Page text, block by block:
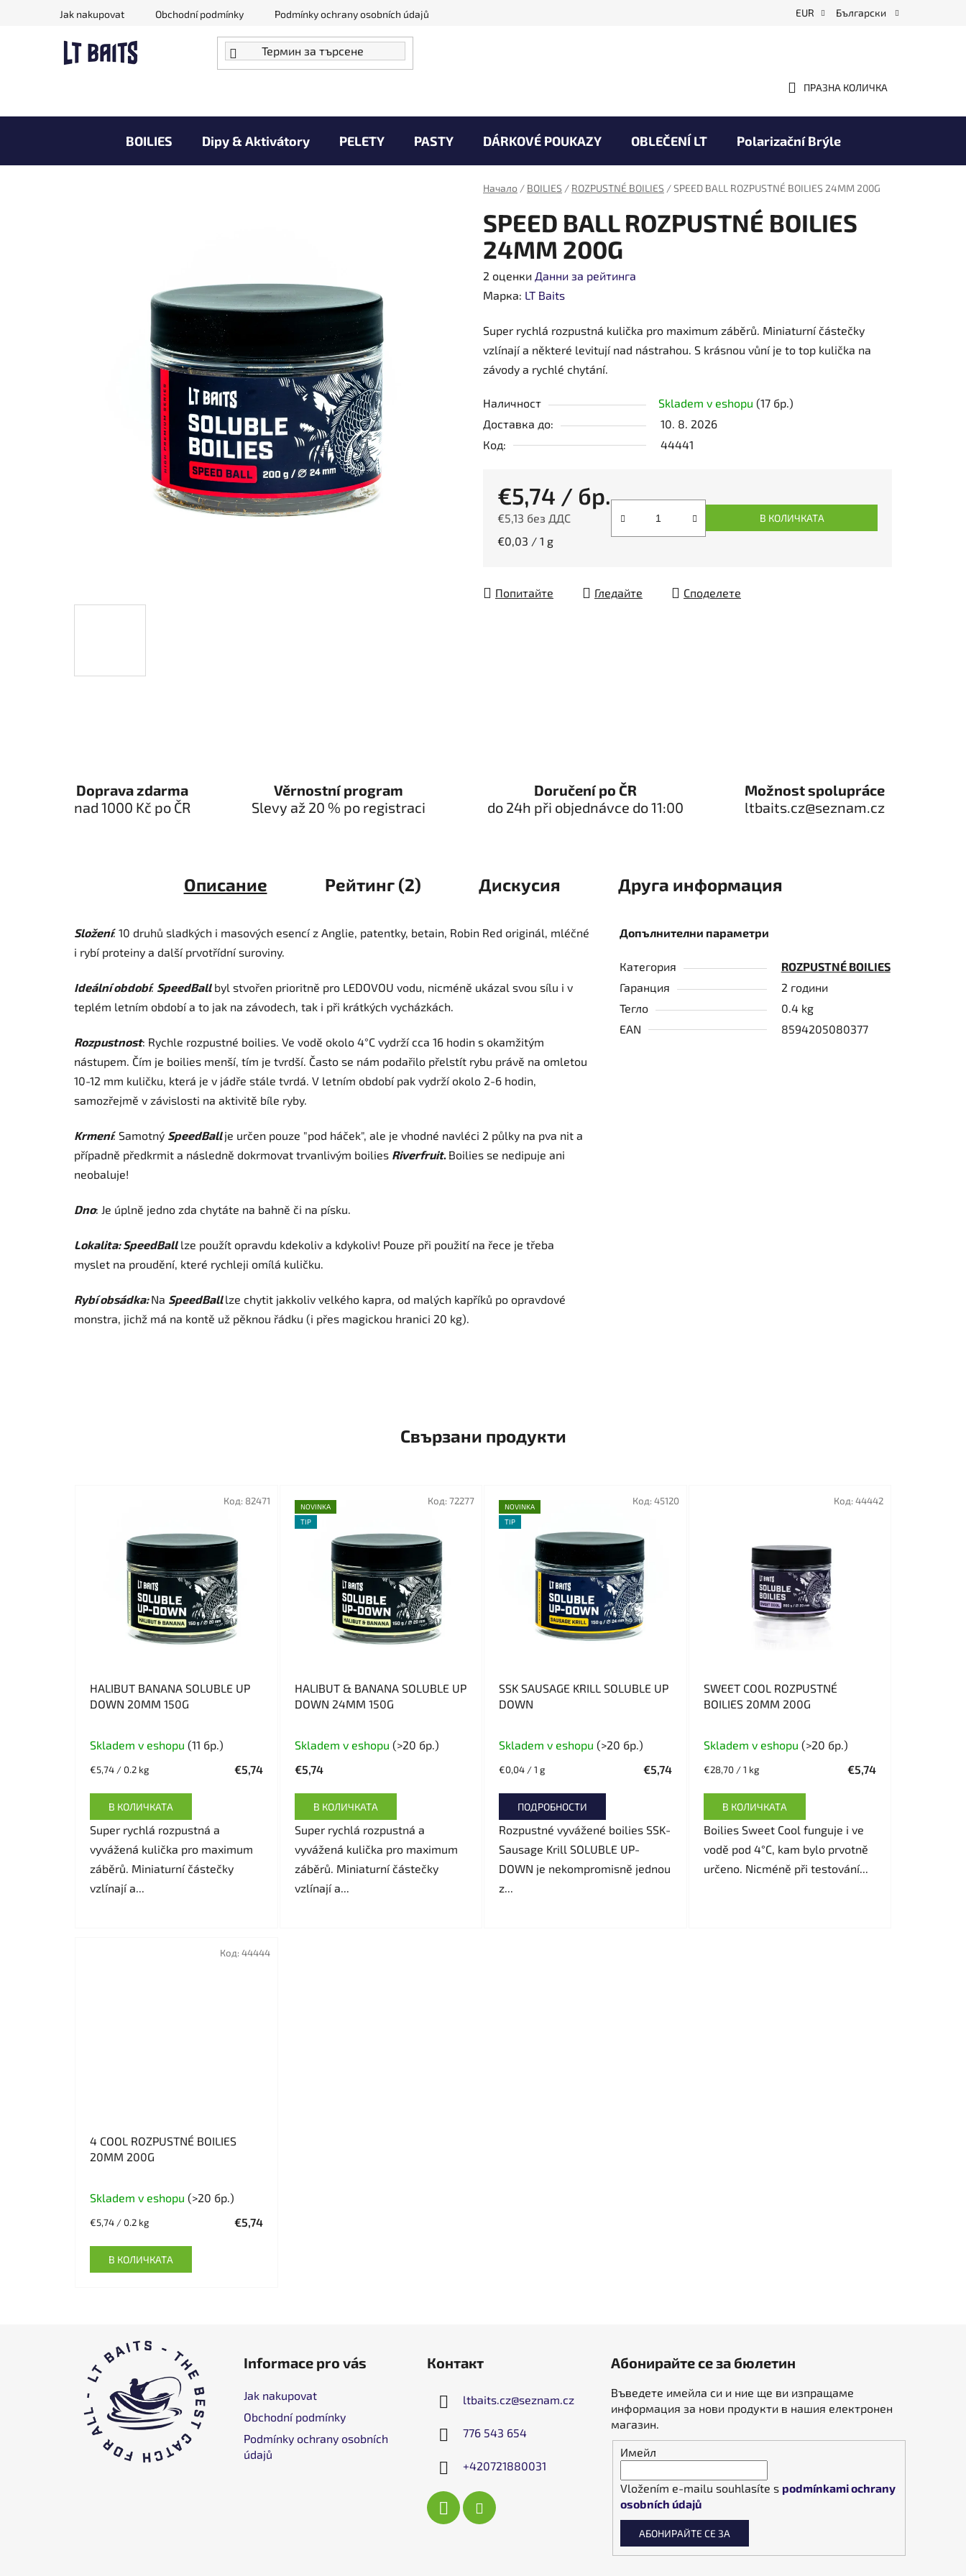
съдържанието
Jak nakupovat Obchodní podmínky Podmínky ochrany osobních údajů EUR Български
КОЛИЧКА
ПАЗАРУВАНЕ
ПРАЗНА КОЛИЧКА
BOILIES Dipy & Aktivátory PELETY PASTY DÁRKOVÉ POUKAZY OBLEČENÍ LT Polarizační Brýle
Zprávy od vody Kontakty Obchodní podmínky Марки
Начало / BOILIES / ROZPUSTNÉ BOILIES /SPEED BALL ROZPUSTNÉ BOILIES 24MM 200G
SPEED BALL ROZPUSTNÉ BOILIES
24MM 200G
Средната
оценка
продукта
е
5,0
5
звезди.
2 оценки Данни за рейтинга
Марка: LT Baits
Super rychlá rozpustná kulička pro maximum záběrů. Miniaturní částečky
vzlínají a některé levitují nad nástrahou. S krásnou vůní je to top kulička na
závody a rychlé chytání.
Наличност Skladem v eshopu (17 бр.)
Доставка до:
10. 8. 2026
Код:
44441
€5,74 / бр.
€5,13 без ДДС
Измерване на цената:
€0,03 / 1 g
В КОЛИЧКАТА
Попитайте Гледайте Споделете
Doprava zdarma
nad 1000 Kč po ČR
Věrnostní program
Slevy až 20 % po registraci
Doručení po ČR
do 24h při objednávce do 11:00
Možnost spolupráce
ltbaits.cz@seznam.cz
Описание Рейтинг (2) Дискусия Друга информация
Složení: 10 druhů sladkých i masových esencí z Anglie, patentky, betain, Robin Red originál, mléčné
i rybí proteiny a další prvotřídní suroviny.
Ideální období: SpeedBallbyl stvořen prioritně pro LEDOVOU vodu, nicméně ukázal svou sílu i v
teplém letním období a to jak na závodech, tak i při krátkých vycházkách.
Rozpustnost: Rychle rozpustné boilies. Ve vodě okolo 4°C vydrží cca 16 hodin s okamžitým
nástupem. Čím je boilies menší, tím je tvrdší. Často se nám podařilo přelstít rybu právě na omletou
10-12 mm kuličku, která je v jádře stále tvrdá. V letním období pak vydrží okolo 2-6 hodin,
samozřejmě v závislosti na aktivitě bíle ryby.
Krmení: Samotný SpeedBallje určen pouze "pod háček", ale je vhodné navléci 2 půlky na pva nit a
případně předkrmit a následně dokrmovat trvanlivým boilies Riverfruit. Boilies se nedipuje ani
neobaluje!
Dno: Je úplně jedno zda chytáte na bahně či na písku.
Lokalita: SpeedBalllze použít opravdu kdekoliv a kdykoliv! Pouze při použití na řece je třeba
myslet na proudění, které rychleji omílá kuličku.
Rybí obsádka:Na SpeedBalllze chytit jakkoliv velkého kapra, od malých kapříků po opravdové
monstra, jichž má na kontě už pěknou řádku (i přes magickou hranici 20 kg).
Допълнителни параметри
Категория
ROZPUSTNÉ BOILIES
Гаранция
2 години
Тегло
0.4 kg
EAN
8594205080377
Свързани продукти
HALIBUT BANANA SOLUBLE UP
DOWN 20MM 150G
Skladem v eshopu (11 бр.)
€5,74
Измерване
цената:
€5,74 / 0.2 kg
В КОЛИЧКАТА
Super rychlá rozpustná a
vyvážená kulička pro maximum
záběrů. Miniaturní částečky
vzlínají a...
Код: 82471
NOVINKA
TIP
HALIBUT & BANANA SOLUBLE UP
DOWN 24MM 150G
Skladem v eshopu (>20 бр.)
€5,74
В КОЛИЧКАТА
Super rychlá rozpustná a
vyvážená kulička pro maximum
záběrů. Miniaturní částečky
vzlínají a...
Код: 72277
NOVINKA
TIP
SSK SAUSAGE KRILL SOLUBLE UP
DOWN
Skladem v eshopu (>20 бр.)
€5,74
Измерване
цената:
€0,04 / 1 g
ПОДРОБНОСТИ
Rozpustné vyvážené boilies SSK-
Sausage Krill SOLUBLE UP-
DOWN je nekompromisně jednou
z...
Код: 45120
SWEET COOL ROZPUSTNÉ
BOILIES 20MM 200G
Skladem v eshopu (>20 бр.)
€5,74
Измерване
цената:
€28,70 / 1 kg
В КОЛИЧКАТА
Boilies Sweet Cool funguje i ve
vodě pod 4°C, kam bylo prvotně
určeno. Nicméně při testování...
Код: 44442
4 COOL ROZPUSTNÉ BOILIES
20MM 200G
Skladem v eshopu (>20 бр.)
€5,74
Измерване
цената:
€5,74 / 0.2 kg
В КОЛИЧКАТА
Код: 44444
Informace pro vás
Jak nakupovat
Obchodní podmínky
Podmínky ochrany osobních
údajů
Контакт
ltbaits.cz@seznam.cz
776 543 654
+420721880031
Абонирайте се за бюлетин
Въведете имейла си и ние ще ви изпращаме
информация за нови продукти в нашия електронен
магазин.
Имейл
Vložením e-mailu souhlasíte s podmínkami ochrany
osobních údajů
АБОНИРАЙТЕ СЕ ЗА